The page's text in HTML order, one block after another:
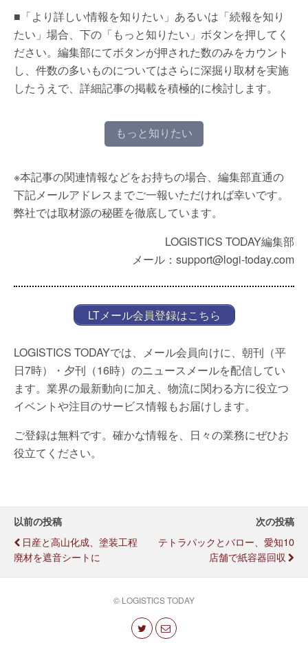
■「より詳しい情報を知りたい」あるいは「続報を知り
たい」場合、下の「もっと知りたい」ボタンを押してく
ださい。編集部にてボタンが押された数のみをカウント
し、件数の多いものについてはさらに深掘り取材を実施
したうえで、詳細記事の掲載を積極的に検討します。
もっと知りたい
※本記事の関連情報などをお持ちの場合、編集部直通の
下記メールアドレスまでご一報いただければ幸いです。
弊社では取材源の秘匿を徹底しています。
LOGISTICS TODAY編集部
メール：support@logi-today.com
LTメール会員登録はこちら
LOGISTICS TODAYでは、メール会員向けに、朝刊（平
日7時）・夕刊（16時）のニュースメールを配信してい
ます。業界の最新動向に加え、物流に関わる方に役立つ
イベントや注目のサービス情報もお届けします。
ご登録は無料です。確かな情報を、日々の業務にぜひお
役立てください。
以前の投稿
日産と高山化成、塗装工程
廃材を遮音シートに
次の投稿
テトラパックとバロー、愛知10
店舗で紙容器回収
© LOGISTICS TODAY